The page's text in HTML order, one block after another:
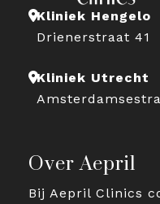
Kliniek Hengelo
Drienerstraat 41
Kliniek Utrecht
Over Aepril
Bij Aepril Clinics